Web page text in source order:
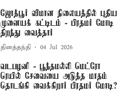
ஜோத்பூர் விமான நிலையத்தில் புதிய
முனையக் கட்டிடம் - பிரதமர் மோடி
திறந்து வைத்தார்
தினத்தந்தி 04 Jul 2026
வடபழனி - பூந்தமல்லி மெட்ரோ
ரெயில் சேவையை அடுத்த மாதம்
தொடங்கி வைக்கிறார் பிரதமர் மோடி?